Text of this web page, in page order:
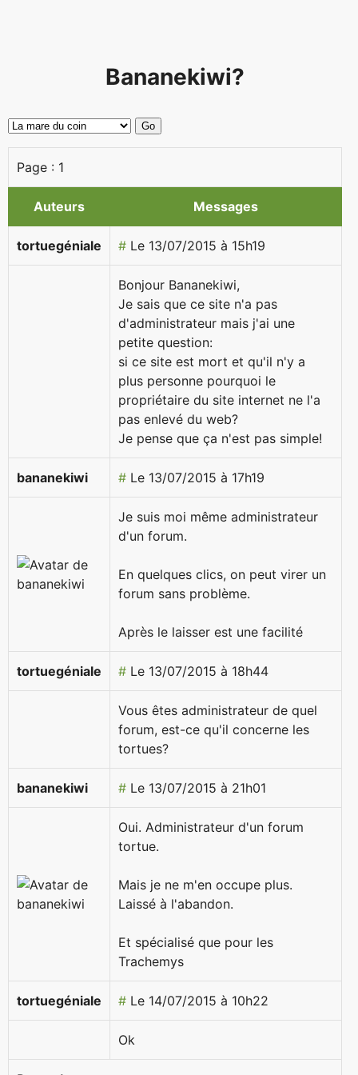
Bananekiwi?
Page : 1
Auteurs Messages
tortuegéniale # Le 13/07/2015 à 15h19
Bonjour Bananekiwi,
Je sais que ce site n'a pas
d'administrateur mais j'ai une
petite question:
si ce site est mort et qu'il n'y a
plus personne pourquoi le
propriétaire du site internet ne l'a
pas enlevé du web?
Je pense que ça n'est pas simple!
bananekiwi # Le 13/07/2015 à 17h19
Je suis moi même administrateur
d'un forum.
En quelques clics, on peut virer un
forum sans problème.
Après le laisser est une facilité
tortuegéniale # Le 13/07/2015 à 18h44
Vous êtes administrateur de quel
forum, est-ce qu'il concerne les
tortues?
bananekiwi # Le 13/07/2015 à 21h01
Oui. Administrateur d'un forum
tortue.
Mais je ne m'en occupe plus.
Laissé à l'abandon.
Et spécialisé que pour les
Trachemys
tortuegéniale # Le 14/07/2015 à 10h22
Ok